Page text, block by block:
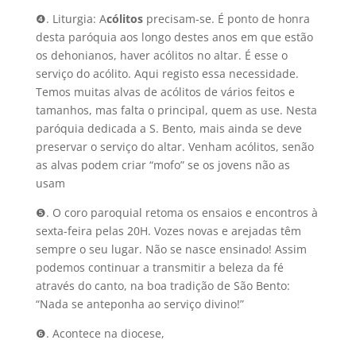
❹. Liturgia: Acólitosprecisam-se. É ponto de honra
desta paróquia aos longo destes anos em que estão
os dehonianos, haver acólitos no altar. É esse o
serviço do acólito. Aqui registo essa necessidade.
Temos muitas alvas de acólitos de vários feitos e
tamanhos, mas falta o principal, quem as use. Nesta
paróquia dedicada a S. Bento, mais ainda se deve
preservar o serviço do altar. Venham acólitos, senão
as alvas podem criar “mofo” se os jovens não as
usam
❺. O coro paroquial retoma os ensaios e encontros à
sexta-feira pelas 20H. Vozes novas e arejadas têm
sempre o seu lugar. Não se nasce ensinado! Assim
podemos continuar a transmitir a beleza da fé
através do canto, na boa tradição de São Bento:
“Nada se anteponha ao serviço divino!”
❻. Acontece na diocese,